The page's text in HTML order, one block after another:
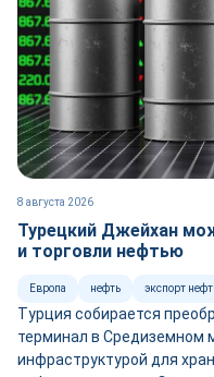
8 августа 2026
Турецкий Джейхан
и торговли нефтью
Европа нефть экспорт
Турция собирается
терминал в Средиземном
инфраструктурой для